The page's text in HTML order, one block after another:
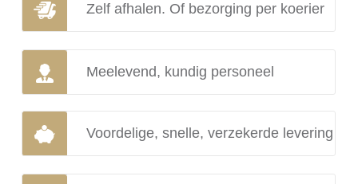
Zelf afhalen. Of bezorging per koerier
Meelevend, kundig personeel
Voordelige, snelle, verzekerde levering